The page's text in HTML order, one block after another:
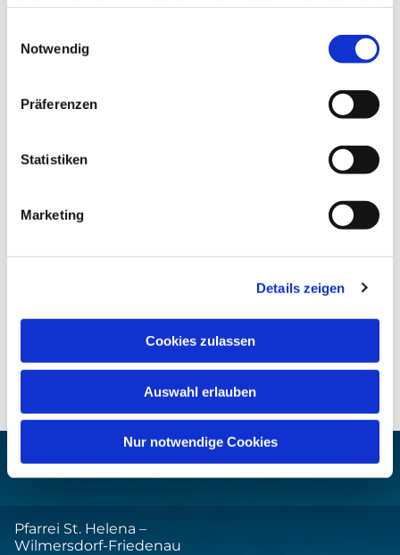
Notwendig
Präferenzen
Statistiken
Marketing
Details zeigen
Cookies zulassen
Auswahl erlauben
Nur notwendige Cookies
Pfarrei St. Helena –
Wilmersdorf-Friedenau